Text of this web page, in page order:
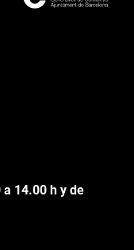
a 14.00 h y de